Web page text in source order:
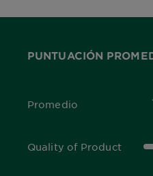
PUNTUACIÓN
Promedio
0,0 out of 5 stars
Quality of Product
0,0 out of 5 stars